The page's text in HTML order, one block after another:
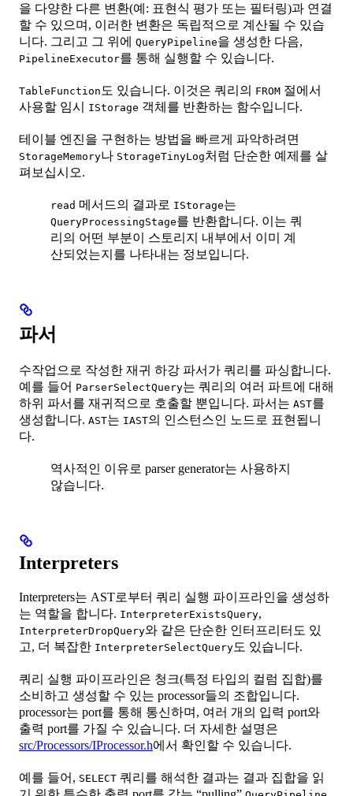
을 다양한 다른 변환(예: 표현식 평가 또는 필터링)과 연결
할 수 있으며, 이러한 변환은 독립적으로 계산될 수 있습
니다. 그리고 그 위에 QueryPipeline을 생성한 다음,
PipelineExecutor를 통해 실행할 수 있습니다.
TableFunction 도 있습니다. 이것은 쿼리의 FROM 절에서
사용할 임시
IStorage 객체를 반환하는 함수입니다.
테이블 엔진을 구현하는 방법을 빠르게 파악하려면
StorageMemory나 StorageTinyLog처럼 단순한 예제를 살
펴보십시오.
read 메서드의 결과로 IStorage는
QueryProcessingStage를 반환합니다. 이는 쿼
리의 어떤 부분이 스토리지 내부에서 이미 계
산되었는지를 나타내는 정보입니다.
파서
수작업으로 작성한 재귀 하강 파서가 쿼리를 파싱합니다.
예를 들어 ParserSelectQuery는 쿼리의 여러 파트에 대해
하위 파서를 재귀적으로 호출할 뿐입니다. 파서는 AST를
생성합니다. AST는 IAST의 인스턴스인 노드로 표현됩니
다.
역사적인 이유로 parser generator는 사용하지
않습니다.
Interpreters
Interpreters는 AST로부터 쿼리 실행 파이프라인을 생성하
는 역할을 합니다. InterpreterExistsQuery,
InterpreterDropQuery와 같은 단순한 인터프리터도 있
고, 더 복잡한 InterpreterSelectQuery도 있습니다.
쿼리 실행 파이프라인은 청크(특정 타입의 컬럼 집합)를
소비하고 생성할 수 있는 processor들의 조합입니다.
processor는 port를 통해 통신하며, 여러 개의 입력 port와
출력 port를 가질 수 있습니다. 더 자세한 설명은
src/Processors/IProcessor.h에서 확인할 수 있습니다.
예를 들어, SELECT 쿼리를 해석한 결과는 결과 집합을 읽